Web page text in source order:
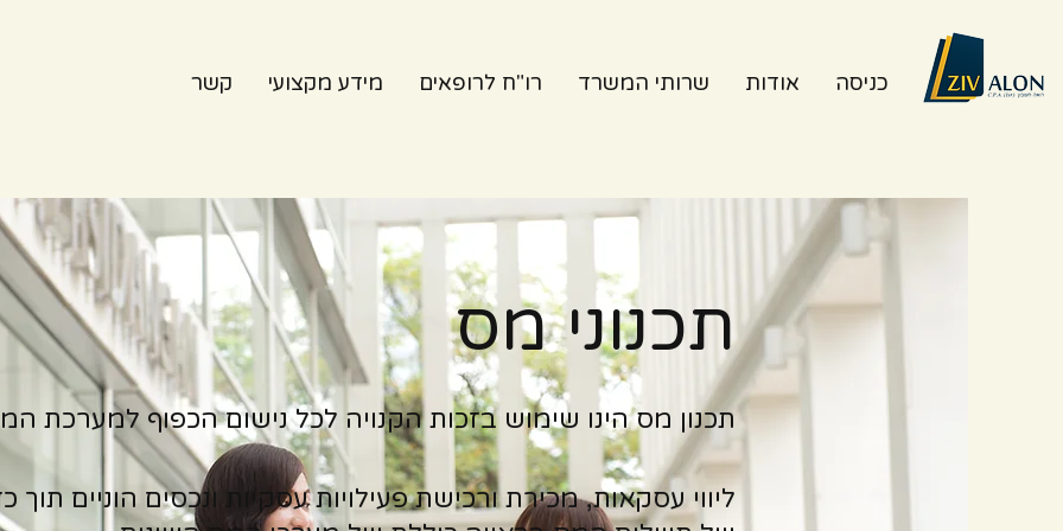
כניסה אודות שרותי המשרד רו"ח לרופאים מידע מקצועי קשר
תכנוני מס
תכנון מס הינו שימוש בזכות הקנויה לכל נישום הכפוף למערכת
ליווי עסקאות, מכירת ורכישת פעילויות עסקיות ונכסים הוניים תוך